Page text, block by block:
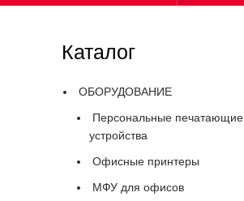
Каталог
ОБОРУДОВАНИЕ
Персональные печатающие
устройства
Офисные принтеры
МФУ для офисов